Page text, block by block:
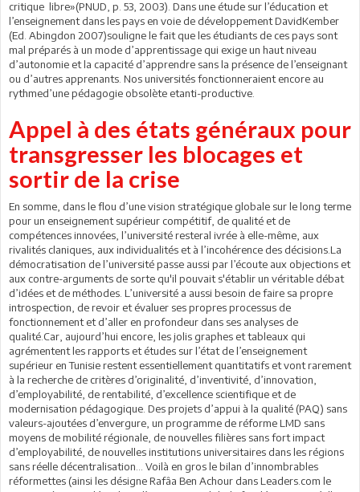
critique libre»(PNUD, p. 53, 2003). Dans une étude sur l’éducation et
l’enseignement dans les pays en voie de développement DavidKember
(Ed. Abingdon 2007)souligne le fait que les étudiants de ces pays sont
mal préparés à un mode d’apprentissage qui exige un haut niveau
d’autonomie et la capacité d’apprendre sans la présence de l’enseignant
ou d’autres apprenants. Nos universités fonctionneraient encore au
rythmed’une pédagogie obsolète etanti-productive.
Appel à des états généraux pour
transgresser les blocages et
sortir de la crise
En somme, dans le flou d’une vision stratégique globale sur le long terme
pour un enseignement supérieur compétitif, de qualité et de
compétences innovées, l’université resteral ivrée à elle-même, aux
rivalités claniques, aux individualités et à l’incohérence des décisions.La
démocratisation de l’université passe aussi par l’écoute aux objections et
aux contre-arguments de sorte qu'il pouvait s'établir un véritable débat
d’idées et de méthodes. L’université a aussi besoin de faire sa propre
introspection, de revoir et évaluer ses propres processus de
fonctionnement et d’aller en profondeur dans ses analyses de
qualité.Car, aujourd’hui encore, les jolis graphes et tableaux qui
agrémentent les rapports et études sur l’état de l’enseignement
supérieur en Tunisie restent essentiellement quantitatifs et vont rarement
à la recherche de critères d’originalité, d’inventivité, d’innovation,
d’employabilité, de rentabilité, d’excellence scientifique et de
modernisation pédagogique. Des projets d’appui à la qualité (PAQ) sans
valeurs-ajoutées d’envergure, un programme de réforme LMD sans
moyens de mobilité régionale, de nouvelles filières sans fort impact
d’employabilité, de nouvelles institutions universitaires dans les régions
sans réelle décentralisation… Voilà en gros le bilan d’innombrables
réformettes (ainsi les désigne Rafâa Ben Achour dans Leaders.com le